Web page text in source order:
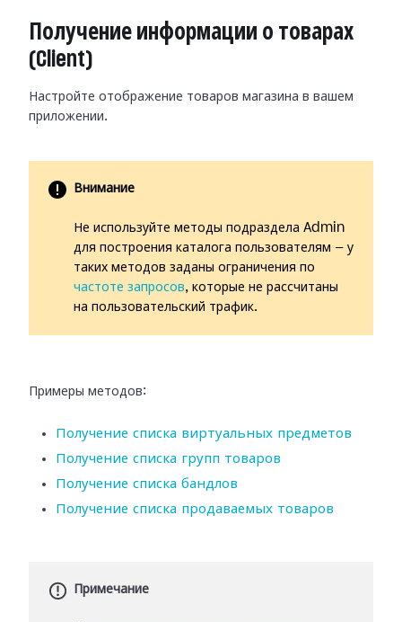
Получение информации о товарах
(Client)
Настройте отображение товаров магазина в вашем
приложении.
Внимание
Не используйте методы подраздела Admin
для построения каталога пользователям — у
таких методов заданы ограничения по
частоте запросов, которые не рассчитаны
на пользовательский трафик.
Примеры методов:
Получение списка виртуальных предметов
Получение списка групп товаров
Получение списка бандлов
Получение списка продаваемых товаров
Примечание